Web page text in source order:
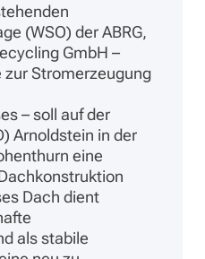
(WSO) der ABRG,
GmbH –
zur Stromerzeugung
– soll auf der
Arnoldstein in der
eine
Dach dient
als stabile